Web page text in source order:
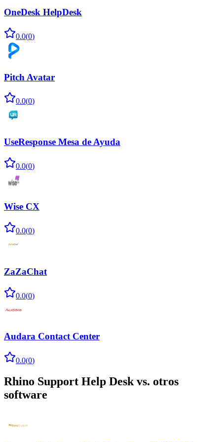
OneDesk HelpDesk
0.0(0)
Pitch Avatar
0.0(0)
UseResponse Mesa de Ayuda
0.0(0)
Wise CX
0.0(0)
ZaZaChat
0.0(0)
Audara Contact Center
0.0(0)
Rhino Support Help Desk vs. otros
software